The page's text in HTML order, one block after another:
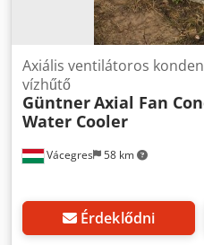
Vácegres 58 km
Axiális ventilátoros
vízhűtő
GüntnerAxial Fan
Water Cooler
Érdeklődni